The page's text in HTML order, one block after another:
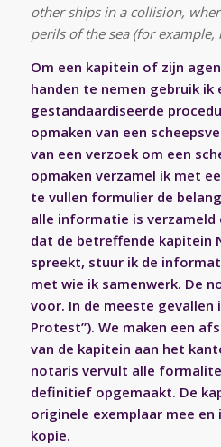
other ships in a collision,
perils of the sea (for example,
Om een kapitein of zijn
handen te nemen gebruik ik
gestandaardiseerde
opmaken van een
van een verzoek om een
opmaken verzamel ik met
te vullen formulier de
alle informatie is verzameld
dat de betreffende kapitein
spreekt, stuur ik de
met wie ik samenwerk. De
voor. In de meeste gevallen
Protest”). We maken een
van de kapitein aan het
notaris vervult alle
definitief opgemaakt. De
originele exemplaar mee
kopie.